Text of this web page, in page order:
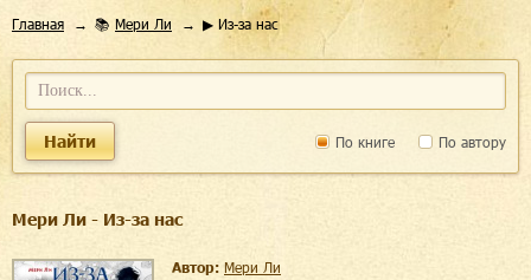
Главная 📚 Мери Ли ▶ Из-за нас
По книге По автору
Найти
Мери Ли - Из-за нас
Автор: Мери Ли